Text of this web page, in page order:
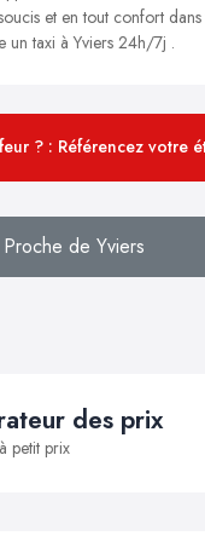
et en tout confort
un taxi à Yviers 24h/7j .
? : Référencez votre
Proche de Yviers
des prix
petit prix